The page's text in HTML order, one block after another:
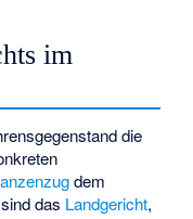
im
die
dem
das Landgericht,